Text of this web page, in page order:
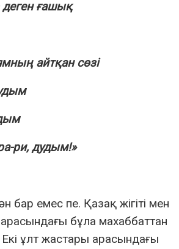
ғашық
айтқан сөзі
ри, дудым!»
бар емес пе. Қазақ жігіті мен
бұла махаббаттан
Екі ұлт жастары арасындағы